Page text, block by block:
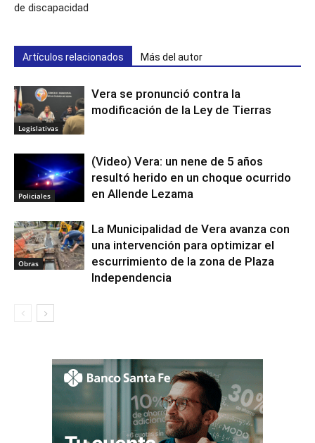
de discapacidad
Artículos relacionados Más del autor
Legislativas
Vera se pronunció contra la
modificación de la Ley de Tierras
Policiales
(Video) Vera: un nene de 5 años
resultó herido en un choque ocurrido
en Allende Lezama
Obras
La Municipalidad de Vera avanza con
una intervención para optimizar el
escurrimiento de la zona de Plaza
Independencia